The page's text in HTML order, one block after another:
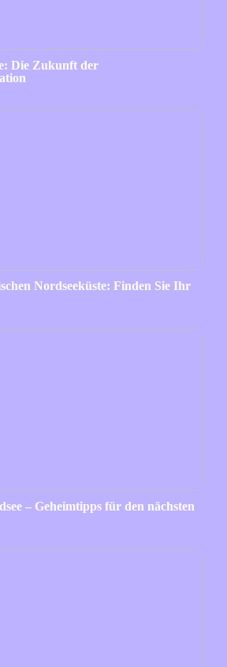
Die Zukunft der
Nordseeküste: Finden Sie Ihr
– Geheimtipps für den nächsten